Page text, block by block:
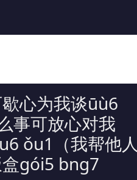
心为我谈ūù6
事可放心对我
ǒu1（我帮他人
gói5 bng7